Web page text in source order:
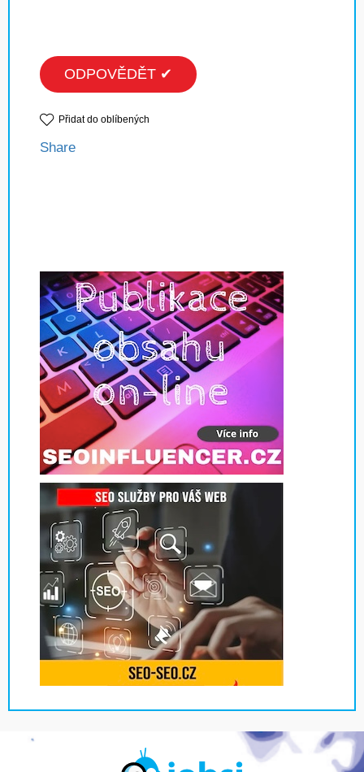
ODPOVĚDĚT ✔
Přidat do oblíbených
Share